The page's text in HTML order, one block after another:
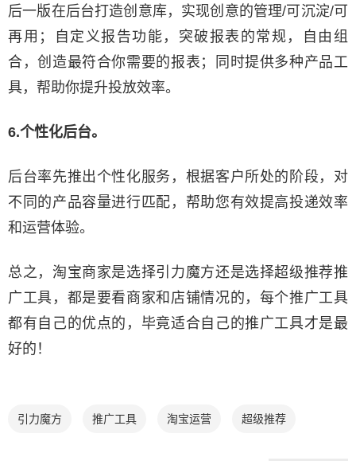
后一版在后台打造创意库，实现创意的管理/可沉淀/可
再用；自定义报告功能，突破报表的常规，自由组
合，创造最符合你需要的报表；同时提供多种产品工
具，帮助你提升投放效率。
6.个性化后台。
后台率先推出个性化服务，根据客户所处的阶段，对
不同的产品容量进行匹配，帮助您有效提高投递效率
和运营体验。
总之，淘宝商家是选择引力魔方还是选择超级推荐推
广工具，都是要看商家和店铺情况的，每个推广工具
都有自己的优点的，毕竟适合自己的推广工具才是最
好的！
引力魔方 推广工具 淘宝运营 超级推荐